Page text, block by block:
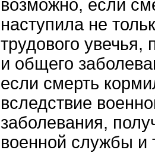
возможно, если
наступила не
трудового увечья,
и общего
если смерть
вследствие
заболевания,
военной службы и